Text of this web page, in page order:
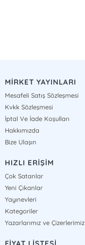
MİRKET YAYINLARI
Mesafeli Satış Sözleşmesi
Kvkk Sözleşmesi
İptal Ve İade Koşulları
Hakkımızda
Bize Ulaşın
HIZLI ERİŞİM
Çok Satanlar
Yeni Çıkanlar
Yayınevleri
Kategoriler
Yazarlarımız ve Çizerlerimiz